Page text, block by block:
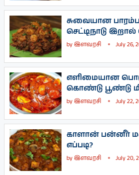
சுவையான
செட்டிநாடு
byஇளவரசி July 26,
எளிமையான
கொண்டு பூண்டு
byஇளவரசி July 22,
காளான் பன்னீர்
எப்படி?
byஇளவரசி July 20,